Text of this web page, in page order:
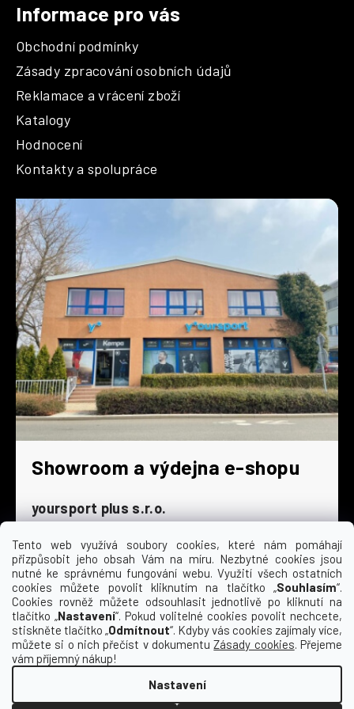
Tento web využívá soubory cookies, které nám pomáhají
přizpůsobit jeho obsah Vám na míru. Nezbytné cookies jsou
nutné ke správnému fungování webu. Využití všech ostatních
cookies můžete povolit kliknutím na tlačítko „Souhlasím“.
Cookies rovněž můžete odsouhlasit jednotlivě po kliknutí na
tlačítko „Nastavení“. Pokud volitelné cookies povolit nechcete,
stiskněte tlačítko „Odmítnout“. Kdyby vás cookies zajímaly více,
můžete si o nich přečíst v dokumentuZásady cookies. Přejeme
vám příjemný nákup!
Nastavení
Informace pro vás
Obchodní podmínky
Zásady zpracování osobních údajů
Reklamace a vrácení zboží
Katalogy
Hodnocení
Kontakty a spolupráce
Showroom a výdejna e-shopu
yoursport plus s.r.o.
Dyjská 845/4
196 00 Praha 9 - Čakovice
Po - Čt
9:00 - 16:30
Pá
9:00 - 15:30
So
zavřeno
Ne
zavřeno